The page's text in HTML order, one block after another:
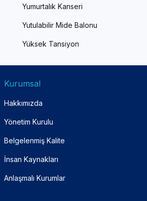
Yumurtalık Kanseri
Yutulabilir Mide Balonu
Yüksek Tansiyon
Kurumsal
Hakkımızda
Yönetim Kurulu
Belgelenmiş Kalite
İnsan Kaynakları
Anlaşmalı Kurumlar